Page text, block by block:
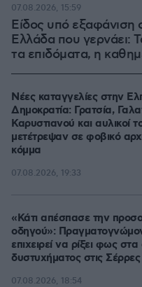
Είδος υπό εξαφάνιση
Ελλάδα που γερνάει:
τα επιδόματα, η
07.08.2026, 15:59
Νέες καταγγελίες στην
Δημοκρατία: Γρατσία,
Καρυστιανού και αυλικοί
μετέτρεψαν σε φοβικό
κόμμα
07.08.2026, 19:33
«Κάτι απέσπασε την
οδηγού»:
επιχειρεί να ρίξει φως στα
δυστυχήματος στις Σέρρες
07.08.2026, 18:54